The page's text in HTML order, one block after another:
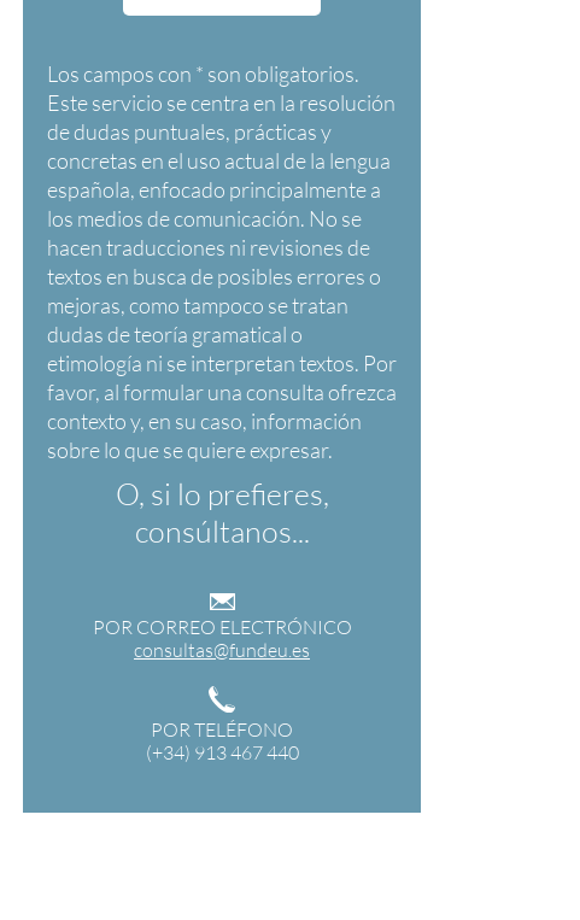
Los campos con * son obligatorios
O, si lo prefieres,
consúltanos...
POR CORREO ELECTRÓNICO
consultas@fundeu.es
POR TELÉFONO
(+34) 913 467 440